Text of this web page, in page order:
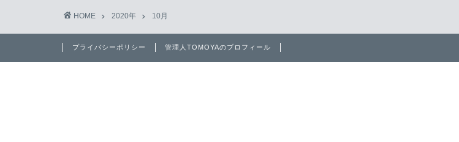
HOME 2020年 10月
プライバシーポリシー 管理人TOMOYAのプロフィール